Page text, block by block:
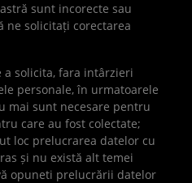
sunt incorecte sau
ne solicitați corectarea
a solicita, fara intârzieri
personale, în urmatoarele
mai sunt necesare pentru
care au fost colectate;
loc prelucrarea datelor cu
și nu există alt temei
opuneti prelucrării datelor